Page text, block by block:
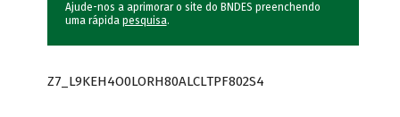
Ajude-nos a aprimorar o site do BNDES preenchendo
uma rápida pesquisa.
Z7_L9KEH4O0LORH80ALCLTPF802S4